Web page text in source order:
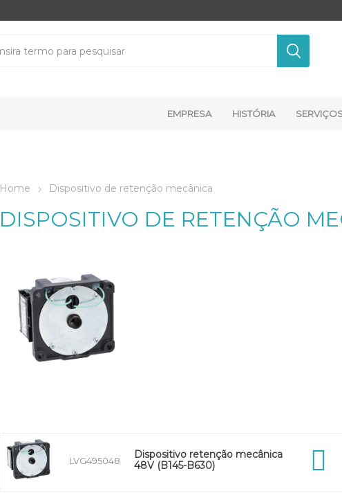
EMPRESA HISTÓRIA
Home Dispositivo de retenção mecânica
DISPOSITIVO DE RETENÇÃO
LVG495048
Dispositivo retenção mecânica
48V (B145-B630)